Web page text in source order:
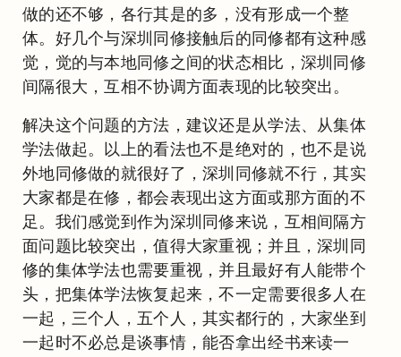
做的还不够，各行其是的多，没有形成一个整
体。好几个与深圳同修接触后的同修都有这种感
觉，觉的与本地同修之间的状态相比，深圳同修
间隔很大，互相不协调方面表现的比较突出。
解决这个问题的方法，建议还是从学法、从集体
学法做起。以上的看法也不是绝对的，也不是说
外地同修做的就很好了，深圳同修就不行，其实
大家都是在修，都会表现出这方面或那方面的不
足。我们感觉到作为深圳同修来说，互相间隔方
面问题比较突出，值得大家重视；并且，深圳同
修的集体学法也需要重视，并且最好有人能带个
头，把集体学法恢复起来，不一定需要很多人在
一起，三个人，五个人，其实都行的，大家坐到
一起时不必总是谈事情，能否拿出经书来读一